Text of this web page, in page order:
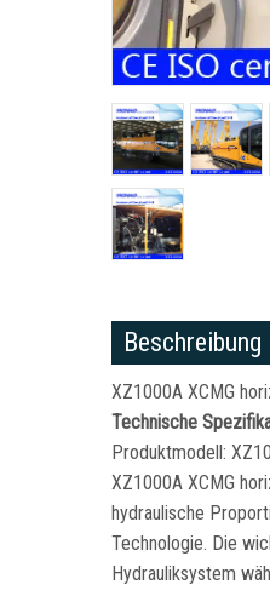
Beschreibung
XZ1000A XCMG
Technische
Produktmodell:
XZ1000A XCMG
hydraulische
Technologie. Die
Hydrauliksystem